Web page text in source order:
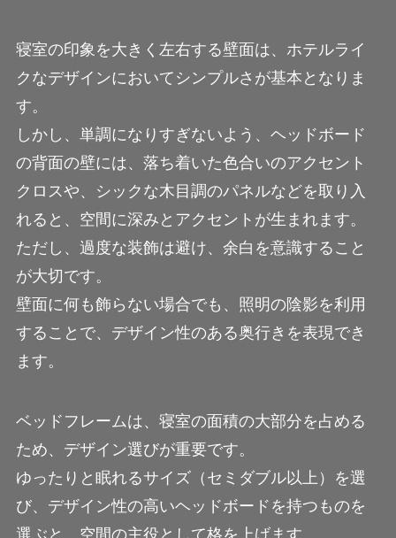
寝室の印象を大きく左右する壁面は、ホテルライ
クなデザインにおいてシンプルさが基本となりま
す。
しかし、単調になりすぎないよう、ヘッドボード
の背面の壁には、落ち着いた色合いのアクセント
クロスや、シックな木目調のパネルなどを取り入
れると、空間に深みとアクセントが生まれます。
ただし、過度な装飾は避け、余白を意識すること
が大切です。
壁面に何も飾らない場合でも、照明の陰影を利用
することで、デザイン性のある奥行きを表現でき
ます。
ベッドフレームは、寝室の面積の大部分を占める
ため、デザイン選びが重要です。
ゆったりと眠れるサイズ（セミダブル以上）を選
び、デザイン性の高いヘッドボードを持つものを